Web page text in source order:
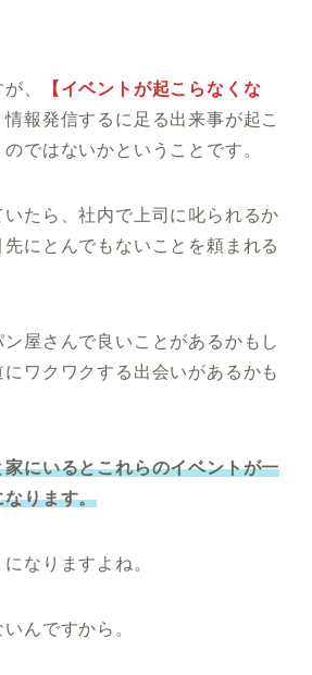
、
【イベントが起こらなくな
報発信するに足る出来事が起こ
ではないかということです。
たら、社内で上司に叱られるか
にとんでもないことを頼まれる
屋さんで良いことがあるかもし
ワクワクする出会いがあるかも
にいるとこれらのイベントが一
なります。
なりますよね。
んですから。